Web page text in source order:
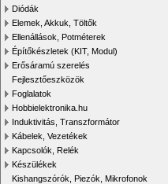
Diódák
Elemek, Akkuk, Töltők
Ellenállások, Potméterek
Építőkészletek (KIT, Modul)
Erősáramú szerelés
Fejlesztőeszközök
Foglalatok
Hobbielektronika.hu
Induktivitás, Transzformátor
Kábelek, Vezetékek
Kapcsolók, Relék
Készülékek
Kishangszórók, Piezók, Mikrofonok